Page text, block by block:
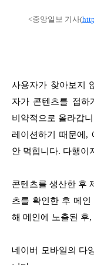
<중앙일보 기사(
사용자가 찾아보지
자가 콘텐츠를 접하
비약적으로 올라갑
레이션하기 때문에,
안 먹힙니다. 다행이
콘텐츠를 생산한 후
츠를 확인한 후 메
해 메인에 노출된 후
네이버 모바일의 다